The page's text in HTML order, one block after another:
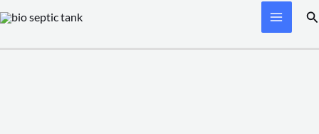
Skip
content